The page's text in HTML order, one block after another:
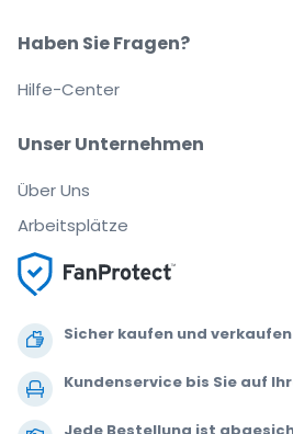
Sicher kaufen und verkaufen
Kundenservice bis Sie auf
Unser Unternehmen
Über Uns
Arbeitsplätze
Haben Sie Fragen?
Hilfe-Center